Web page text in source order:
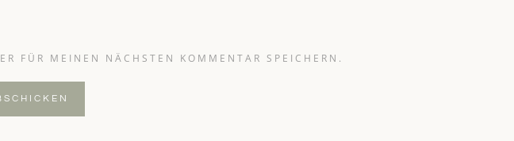
FÜR MEINEN NÄCHSTEN KOMMENTAR SPEICHERN.